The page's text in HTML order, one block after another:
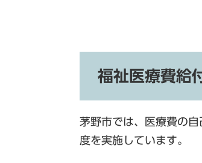
福祉医療費給
茅野市では、医療費の
度を実施しています。